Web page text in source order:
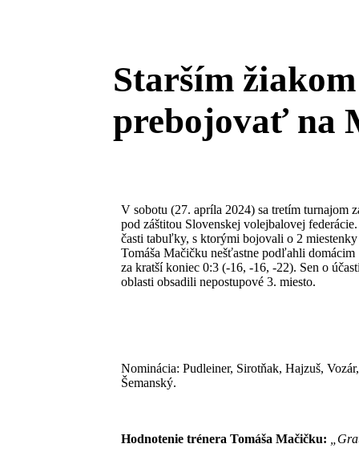
Starším
prebojovať na
V sobotu (27. apríla 2024) sa tretím turnajom
pod záštitou Slovenskej volejbalovej
časti tabuľky, s ktorými bojovali o 2
Tomáša Mačičku nešťastne podľahli
za kratší koniec 0:3 (-16, -16, -22). Sen o
oblasti obsadili nepostupové 3. miesto.
Nominácia: Pudleiner, Sirotňak, Hajzuš,
Šemanský.
Hodnotenie trénera Tomáša Mačičku: